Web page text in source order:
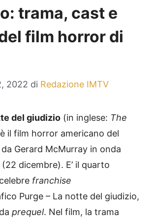
trama, cast e
film horror di
2022 di Redazione IMTV
del giudizio (in inglese: The
il film horror americano del
Gerard McMurray in onda
dicembre). E’ il quarto
franchise
Purge – La notte del giudizio,
prequel. Nel film, la trama